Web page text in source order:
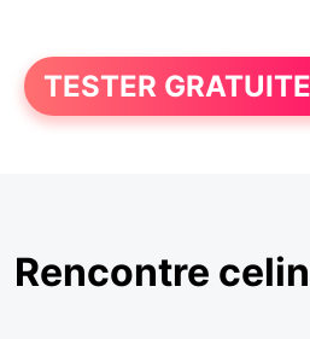
TESTER
Rencontre